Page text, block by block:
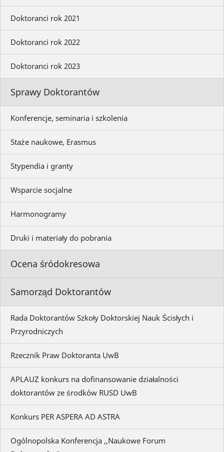
Doktoranci rok 2021
Doktoranci rok 2022
Doktoranci rok 2023
Sprawy Doktorantów
Konferencje, seminaria i szkolenia
Staże naukowe, Erasmus
Stypendia i granty
Wsparcie socjalne
Harmonogramy
Druki i materiały do pobrania
Ocena śródokresowa
Samorząd Doktorantów
Rada Doktorantów Szkoły Doktorskiej Nauk Ścisłych i
Przyrodniczych
Rzecznik Praw Doktoranta UwB
APLAUZ konkurs na dofinansowanie działalności
doktorantów ze środków RUSD UwB
Konkurs PER ASPERA AD ASTRA
Ogólnopolska Konferencja ,,Naukowe Forum